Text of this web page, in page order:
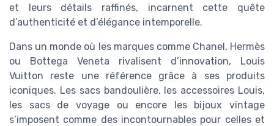
et leurs détails raffinés, incarnent cette quête
d’authenticité et d’élégance intemporelle.
Dans un monde où les marques comme Chanel, Hermès
ou Bottega Veneta rivalisent d’innovation, Louis
Vuitton reste une référence grâce à ses produits
iconiques. Les sacs bandoulière, les accessoires Louis,
les sacs de voyage ou encore les bijoux vintage
s’imposent comme des incontournables pour celles et